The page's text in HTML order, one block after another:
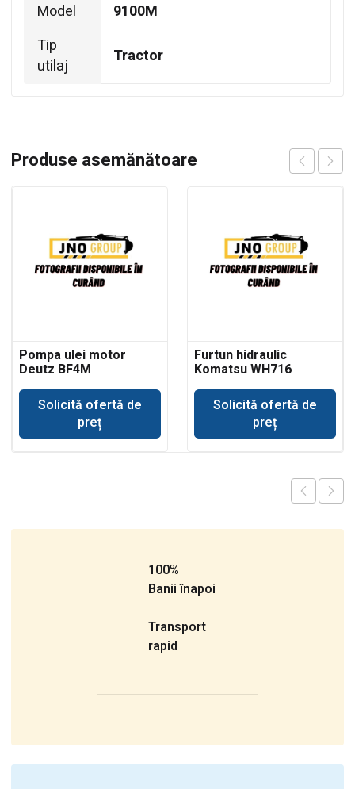
Model
9100M
Tip
utilaj
Tractor
Produse asemănătoare
Pompa ulei motor
Deutz BF4M
Solicită ofertă de
preț
Furtun hidraulic
Komatsu WH716
Solicită ofertă de
preț
100%
Banii înapoi
Transport
rapid